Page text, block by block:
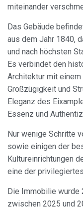
miteinander
Das Gebäude
aus dem Jahr 1840,
und nach höchsten
Es verbindet den
Architektur mit
Großzügigkeit und
Eleganz des
Essenz und
Nur wenige Schritte
sowie einigen der
Kultureinrichtungen
eine der
Die Immobilie wurde
zwischen 2025 und